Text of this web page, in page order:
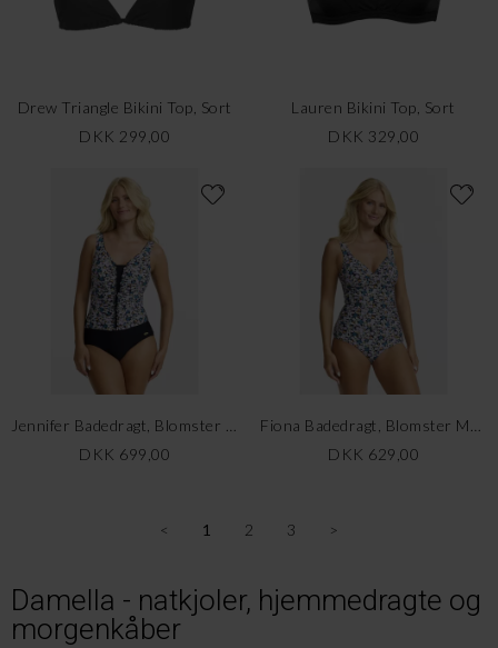
Drew Triangle Bikini Top, Sort
DKK 299,00
Lauren Bikini Top, Sort
DKK 329,00
DKK 699,00
DKK 629,00
< 1 2 3 >
Damella - natkjoler, hjemmedragte og
morgenkåber